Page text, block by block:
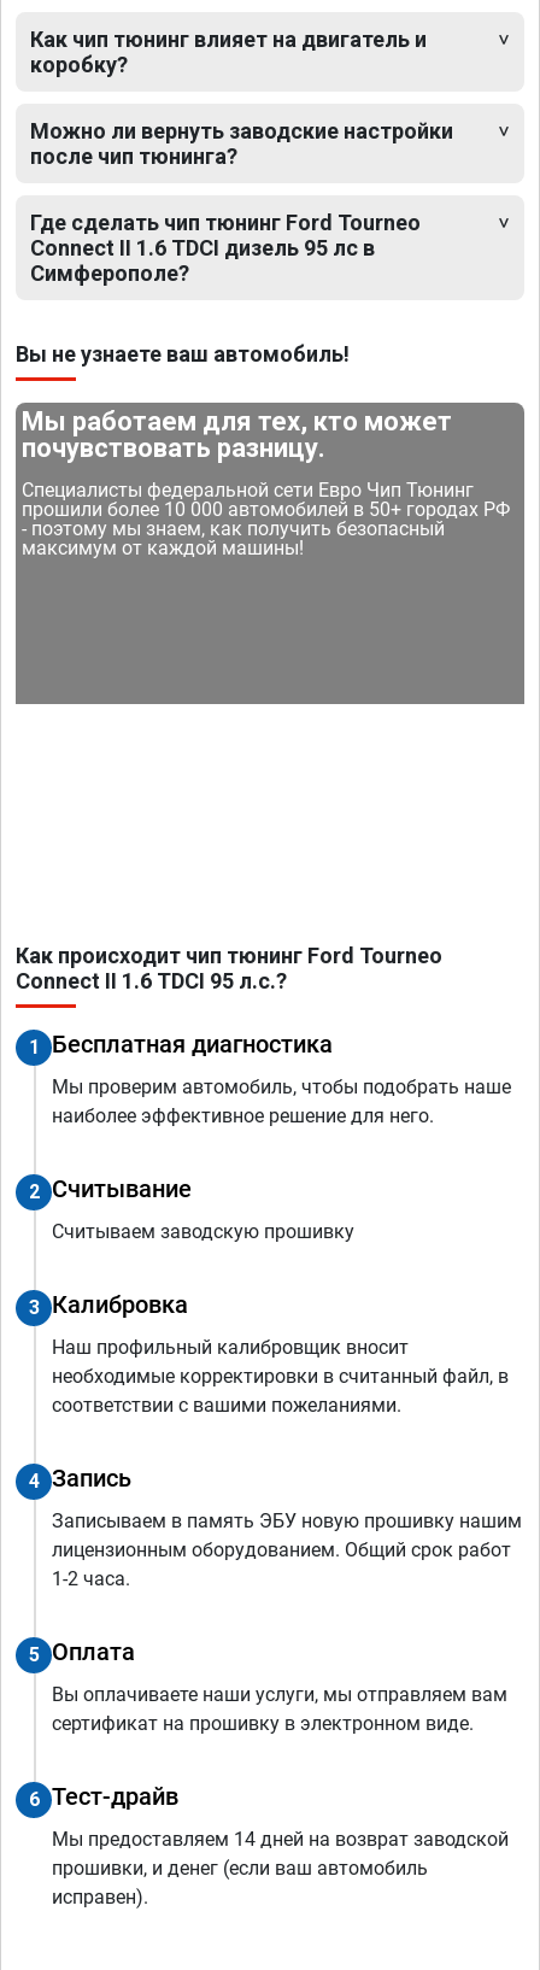
Как чип тюнинг влияет на двигатель и
коробку?
Можно ли вернуть заводские настройки
после чип тюнинга?
Где сделать чип тюнинг Ford Tourneo
Connect II 1.6 TDCI дизель 95 лс в
Симферополе?
Вы не узнаете ваш автомобиль!
Мы работаем для тех, кто может
почувствовать разницу.
Специалисты федеральной сети Евро Чип Тюнинг
прошили более 10 000 автомобилей в 50+ городах РФ
- поэтому мы знаем, как получить безопасный
максимум от каждой машины!
Как происходит чип тюнинг Ford Tourneo
Connect II 1.6 TDCI 95 л.с.?
1 Бесплатная диагностика
Мы проверим автомобиль, чтобы подобрать наше
наиболее эффективное решение для него.
2 Считывание
Считываем заводскую прошивку
3 Калибровка
Наш профильный калибровщик вносит
необходимые корректировки в считанный файл, в
соответствии с вашими пожеланиями.
4 Запись
Записываем в память ЭБУ новую прошивку нашим
лицензионным оборудованием. Общий срок работ
1-2 часа.
5 Оплата
Вы оплачиваете наши услуги, мы отправляем вам
сертификат на прошивку в электронном виде.
6 Тест-драйв
Мы предоставляем 14 дней на возврат заводской
прошивки, и денег (если ваш автомобиль
исправен).